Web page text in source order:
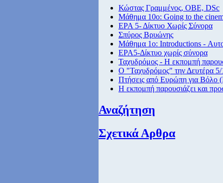
Κώστας Γραμμένος, ΟΒΕ, DSc
Μάθημα 10ο: Going to the
ΕΡΑ 5- Δίκτυο Χωρίς Σύνορα
Σπύρος Βρυώνης
Μάθημα 1ο: Introductions -
ΕΡΑ5-Δίκτυο χωρίς σύνορα
Ταχυδρόμος - Η εκπομπή
Ο "Ταχυδρόμος" την Δευτέρα 5/
Πτήσεις από Eυρώπη για Βόλο
Η εκπομπή παρουσιάζει και
Αναζήτηση
Σχετικά Αρθρα